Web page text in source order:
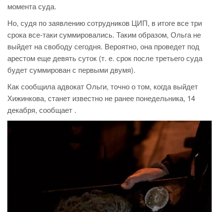
момента суда.
Но, судя по заявлению сотрудников ЦИП, в итоге все три
срока все-таки суммировались. Таким образом, Ольга не
выйдет на свободу сегодня. Вероятно, она проведет под
арестом еще девять суток (т. е. срок после третьего суда
будет суммирован с первыми двумя).
Как сообщила адвокат Ольги, точно о том, когда выйдет
Хижинкова, станет известно не ранее понедельника, 14
декабря, сообщает .